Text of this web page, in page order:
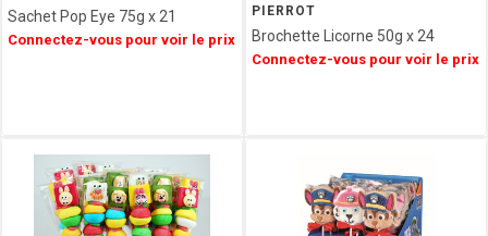
MESSORI
BREBION
SPARKTEEZ
LA
DELICIEUSE
Sachet Pop Eye 75g x 21
Connectez-vous pour voir le prix
PIERROT
Brochette Licorne 50g x 24
Connectez-vous pour voir le prix